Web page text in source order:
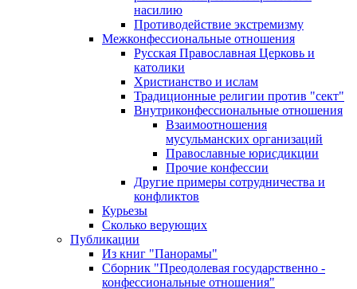
насилию
Противодействие экстремизму
Межконфессиональные отношения
Русская Православная Церковь и
католики
Христианство и ислам
Традиционные религии против "сект"
Внутриконфессиональные отношения
Взаимоотношения
мусульманских организаций
Православные юрисдикции
Прочие конфессии
Другие примеры сотрудничества и
конфликтов
Курьезы
Сколько верующих
Публикации
Из книг "Панорамы"
Сборник "Преодолевая государственно -
конфессиональные отношения"